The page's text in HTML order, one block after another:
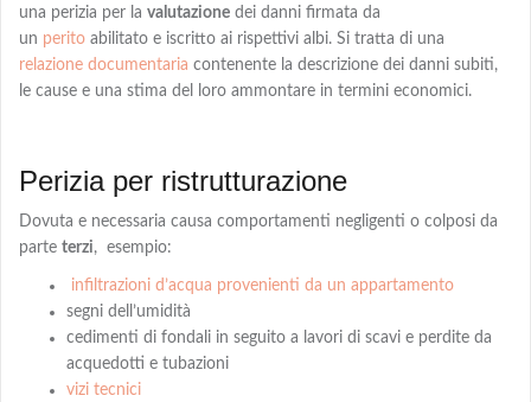
una perizia per la valutazione dei danni firmata da
un perito abilitato e iscritto ai rispettivi albi. Si tratta di una
relazione documentaria contenente la descrizione dei danni subiti,
le cause e una stima del loro ammontare in termini economici.
Perizia per ristrutturazione
Dovuta e necessaria causa comportamenti negligenti o colposi da
parte terzi, esempio:
infiltrazioni d’acqua provenienti da un appartamento
segni dell’umidità
cedimenti di fondali in seguito a lavori di scavi e perdite da
acquedotti e tubazioni
vizi tecnici